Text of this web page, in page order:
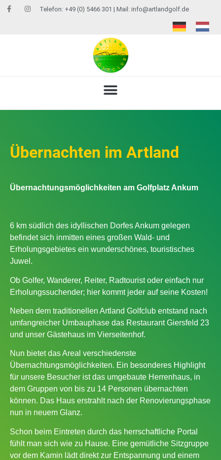
Telefon: +49 (0) 5466 301 | Mail: info@artlandgolf.de
Übernachten im Artland
Übernachtungsmöglichkeiten am Golfplatz Ankum
6 km südlich des idyllischen Dorfes Ankum gelegen
befindet sich inmitten eines großen Wald- und
Erholungsgebietes ein wunderschönes, touristisches
Juwel.
Ob Golfer, Wanderer, Reiter, Radtourist oder einfach nur
Erholungssuchender; hier kommt jeder auf seine Kosten!
Neben dem traditionellen Artland Golfclub entstand nach
umfangreicher Umbauphase das Restaurant Giersfeld 23
und unser Gästehaus im Vierseitenhof.
Nun bietet das Areal verschiedenste
Übernachtungsmöglichkeiten. Ein besonderes Highlight
für unsere Besucher ist das umgebaute Herrenhaus, in
dem Gruppen von bis zu 14 Personen übernachten
können. Das Haus erstrahlt nach der Renovierungsphase
nun in neuem Glanz.
Schon beim Eintreten durch das herrschaftliche Portal
fühlt man sich wie zu Hause. Eine gemütliche Sitzgruppe
vor dem Kamin lädt direkt zur Entspannung und einem